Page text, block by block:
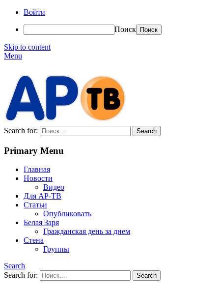
Войти
Поиск
Skip to content
Menu
Search for:
Primary Menu
Главная
Новости
Видео
Для АР-ТВ
Статьи
Опубликовать
Белая Заря
Гражданская день за днем
Стена
Группы
Search
Search for: